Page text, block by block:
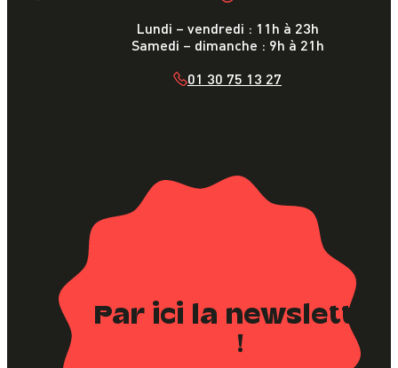
Lundi – vendredi : 11h à 23h
Samedi – dimanche : 9h à 21h
01 30 75 13 27
Par ici la newsletter
!